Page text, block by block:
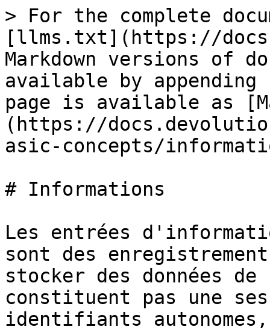
> For the complete
[llms.txt](https://
Markdown versions of
available by
page is available as
(https://
asic-concepts/
# Informations
Les entrées
sont des
stocker des données
constituent pas une
identifiants autonomes,